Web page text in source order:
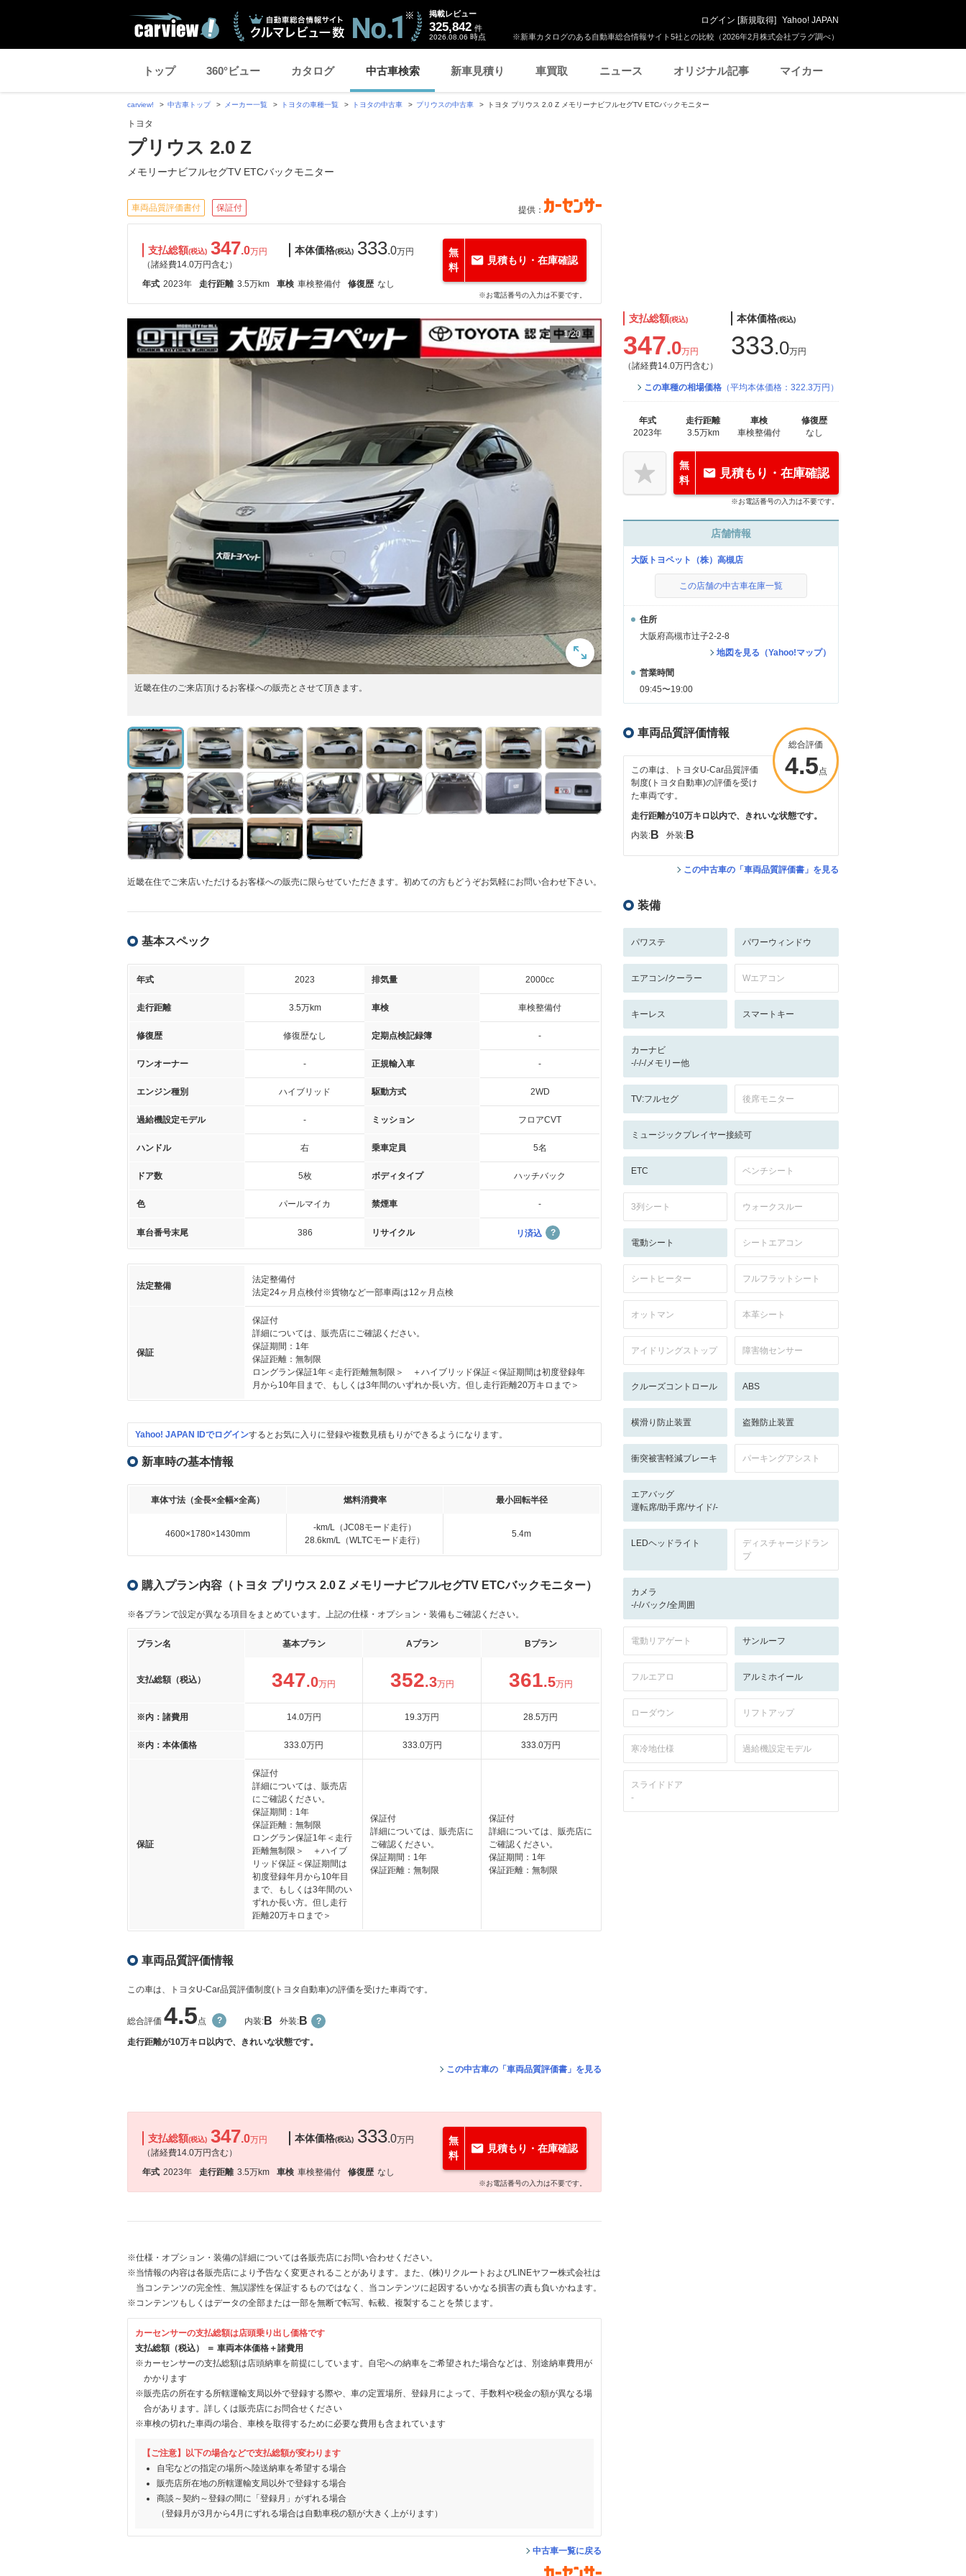
※新車カタログのある自動車総合情報サイト5社との比較（2026年2月株式会社プラグ調べ）
掲載レビュー
325,842 件
2026.08.06 時点
ログイン [新規取得] Yahoo! JAPAN
トップ 360°ビュー カタログ 中古車検索 新車見積り 車買取 ニュース オリジナル記事 マイカー
carview! 中古車トップ メーカー一覧 トヨタの車種一覧 トヨタの中古車 プリウスの中古車 トヨタ プリウス 2.0 Z メモリーナビフルセグTV ETCバックモニター
トヨタ
プリウス 2.0 Z
メモリーナビフルセグTV ETCバックモニター
車両品質評価書付 保証付 提供：
支払総額(税込) 347.0万円
（諸経費14.0万円含む）
本体価格(税込) 333.0万円
年式 2023年 走行距離 3.5万km 車検 車検整備付 修復歴 なし
無
料
見積もり・在庫確認
※お電話番号の入力は不要です。
1/20
近畿在住のご来店頂けるお客様への販売とさせて頂きます。
近畿在住でご来店いただけるお客様への販売に限らせていただきます。初めての方もどうぞお気軽にお問い合わせ下さい。
基本スペック
年式 2023 排気量 2000cc
走行距離 3.5万km 車検 車検整備付
修復歴 修復歴なし 定期点検記録簿 -
ワンオーナー - 正規輸入車 -
エンジン種別 ハイブリッド 駆動方式 2WD
過給機設定モデル - ミッション フロアCVT
ハンドル 右 乗車定員 5名
ドア数 5枚 ボディタイプ ハッチバック
色 パールマイカ 禁煙車 -
車台番号末尾 386 リサイクル リ済込
法定整備
法定整備付
法定24ヶ月点検付※貨物など一部車両は12ヶ月点検
保証
保証付
詳細については、販売店にご確認ください。
保証期間：1年
保証距離：無制限
ロングラン保証1年＜走行距離無制限＞ ＋ハイブリッド保証＜保証期間は初度登録年
月から10年目まで、もしくは3年間のいずれか長い方。但し走行距離20万キロまで＞
Yahoo! JAPAN IDでログインするとお気に入りに登録や複数見積もりができるようになります。
新車時の基本情報
車体寸法（全長×全幅×全高） 燃料消費率 最小回転半径
4600×1780×1430mm
-km/L（JC08モード走行）
28.6km/L（WLTCモード走行）
5.4m
購入プラン内容（トヨタ プリウス 2.0 Z メモリーナビフルセグTV ETCバックモニター）
※各プランで設定が異なる項目をまとめています。上記の仕様・オプション・装備もご確認ください。
プラン名 基本プラン Aプラン Bプラン
支払総額（税込） 347.0万円 352.3万円 361.5万円
※内：諸費用 14.0万円 19.3万円 28.5万円
※内：本体価格 333.0万円 333.0万円 333.0万円
保証
保証付
詳細については、販売店
にご確認ください。
保証期間：1年
保証距離：無制限
ロングラン保証1年＜走行
距離無制限＞ ＋ハイブ
リッド保証＜保証期間は
初度登録年月から10年目
まで、もしくは3年間のい
ずれか長い方。但し走行
距離20万キロまで＞
保証付
詳細については、販売店に
ご確認ください。
保証期間：1年
保証距離：無制限
保証付
詳細については、販売店に
ご確認ください。
保証期間：1年
保証距離：無制限
車両品質評価情報
この車は、トヨタU-Car品質評価制度(トヨタ自動車)の評価を受けた車両です。
総合評価 4.5点 内装: B 外装: B
走行距離が10万キロ以内で、きれいな状態です。
この中古車の「車両品質評価書」を見る
支払総額(税込) 347.0万円
（諸経費14.0万円含む）
本体価格(税込) 333.0万円
年式 2023年 走行距離 3.5万km 車検 車検整備付 修復歴 なし
無
料
見積もり・在庫確認
※お電話番号の入力は不要です。
※仕様・オプション・装備の詳細については各販売店にお問い合わせください。
※当情報の内容は各販売店により予告なく変更されることがあります。また、(株)リクルートおよびLINEヤフー株式会社は
当コンテンツの完全性、無誤謬性を保証するものではなく、当コンテンツに起因するいかなる損害の責も負いかねます。
※コンテンツもしくはデータの全部または一部を無断で転写、転載、複製することを禁じます。
カーセンサーの支払総額は店頭乗り出し価格です
支払総額（税込） ＝ 車両本体価格＋諸費用
※カーセンサーの支払総額は店頭納車を前提にしています。自宅への納車をご希望された場合などは、別途納車費用が
かかります
※販売店の所在する所轄運輸支局以外で登録する際や、車の定置場所、登録月によって、手数料や税金の額が異なる場
合があります。詳しくは販売店にお問合せください
※車検の切れた車両の場合、車検を取得するために必要な費用も含まれています
【ご注意】以下の場合などで支払総額が変わります
自宅などの指定の場所へ陸送納車を希望する場合
販売店所在地の所轄運輸支局以外で登録する場合
商談～契約～登録の間に「登録月」がずれる場合
（登録月が3月から4月にずれる場合は自動車税の額が大きく上がります）
中古車一覧に戻る
支払総額(税込)
347.0万円
（諸経費14.0万円含む）
本体価格(税込)
333.0万円
この車種の相場価格 （平均本体価格：322.3万円）
年式
2023年
走行距離
3.5万km
車検
車検整備付
修復歴
なし
無
料
見積もり・在庫確認
※お電話番号の入力は不要です。
店舗情報
大阪トヨペット（株）高槻店
この店舗の中古車在庫一覧
住所
大阪府高槻市辻子2-2-8
地図を見る（Yahoo!マップ）
営業時間
09:45〜19:00
車両品質評価情報
総合評価
4.5点
この車は、トヨタU-Car品質評価
制度(トヨタ自動車)の評価を受け
た車両です。
走行距離が10万キロ以内で、きれいな状態です。
内装: B 外装: B
この中古車の「車両品質評価書」を見る
装備
パワステ パワーウィンドウ
エアコン/クーラー Wエアコン
キーレス スマートキー
カーナビ
-/-/-/メモリー他
TV:フルセグ 後席モニター
ミュージックプレイヤー接続可
ETC ベンチシート
3列シート ウォークスルー
電動シート シートエアコン
シートヒーター フルフラットシート
オットマン 本革シート
アイドリングストップ 障害物センサー
クルーズコントロール ABS
横滑り防止装置 盗難防止装置
衝突被害軽減ブレーキ パーキングアシスト
エアバッグ
運転席/助手席/サイド/-
LEDヘッドライト
ディスチャージドラン
プ
カメラ
-/-/バック/全周囲
電動リアゲート サンルーフ
フルエアロ アルミホイール
ローダウン リフトアップ
寒冷地仕様 過給機設定モデル
スライドドア
-